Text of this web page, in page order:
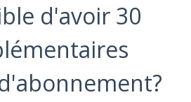
d'avoir 30